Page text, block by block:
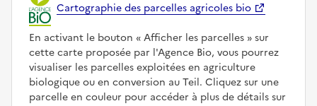
Cartographie des parcelles agricoles bio
En activant le bouton Afficher les parcelles
sur
cette carte proposée par l'Agence Bio, vous pourrez
visualiser les parcelles exploitées en agriculture
biologique ou en conversion au Teil. Cliquez sur une
parcelle en couleur pour accéder à plus de détails sur